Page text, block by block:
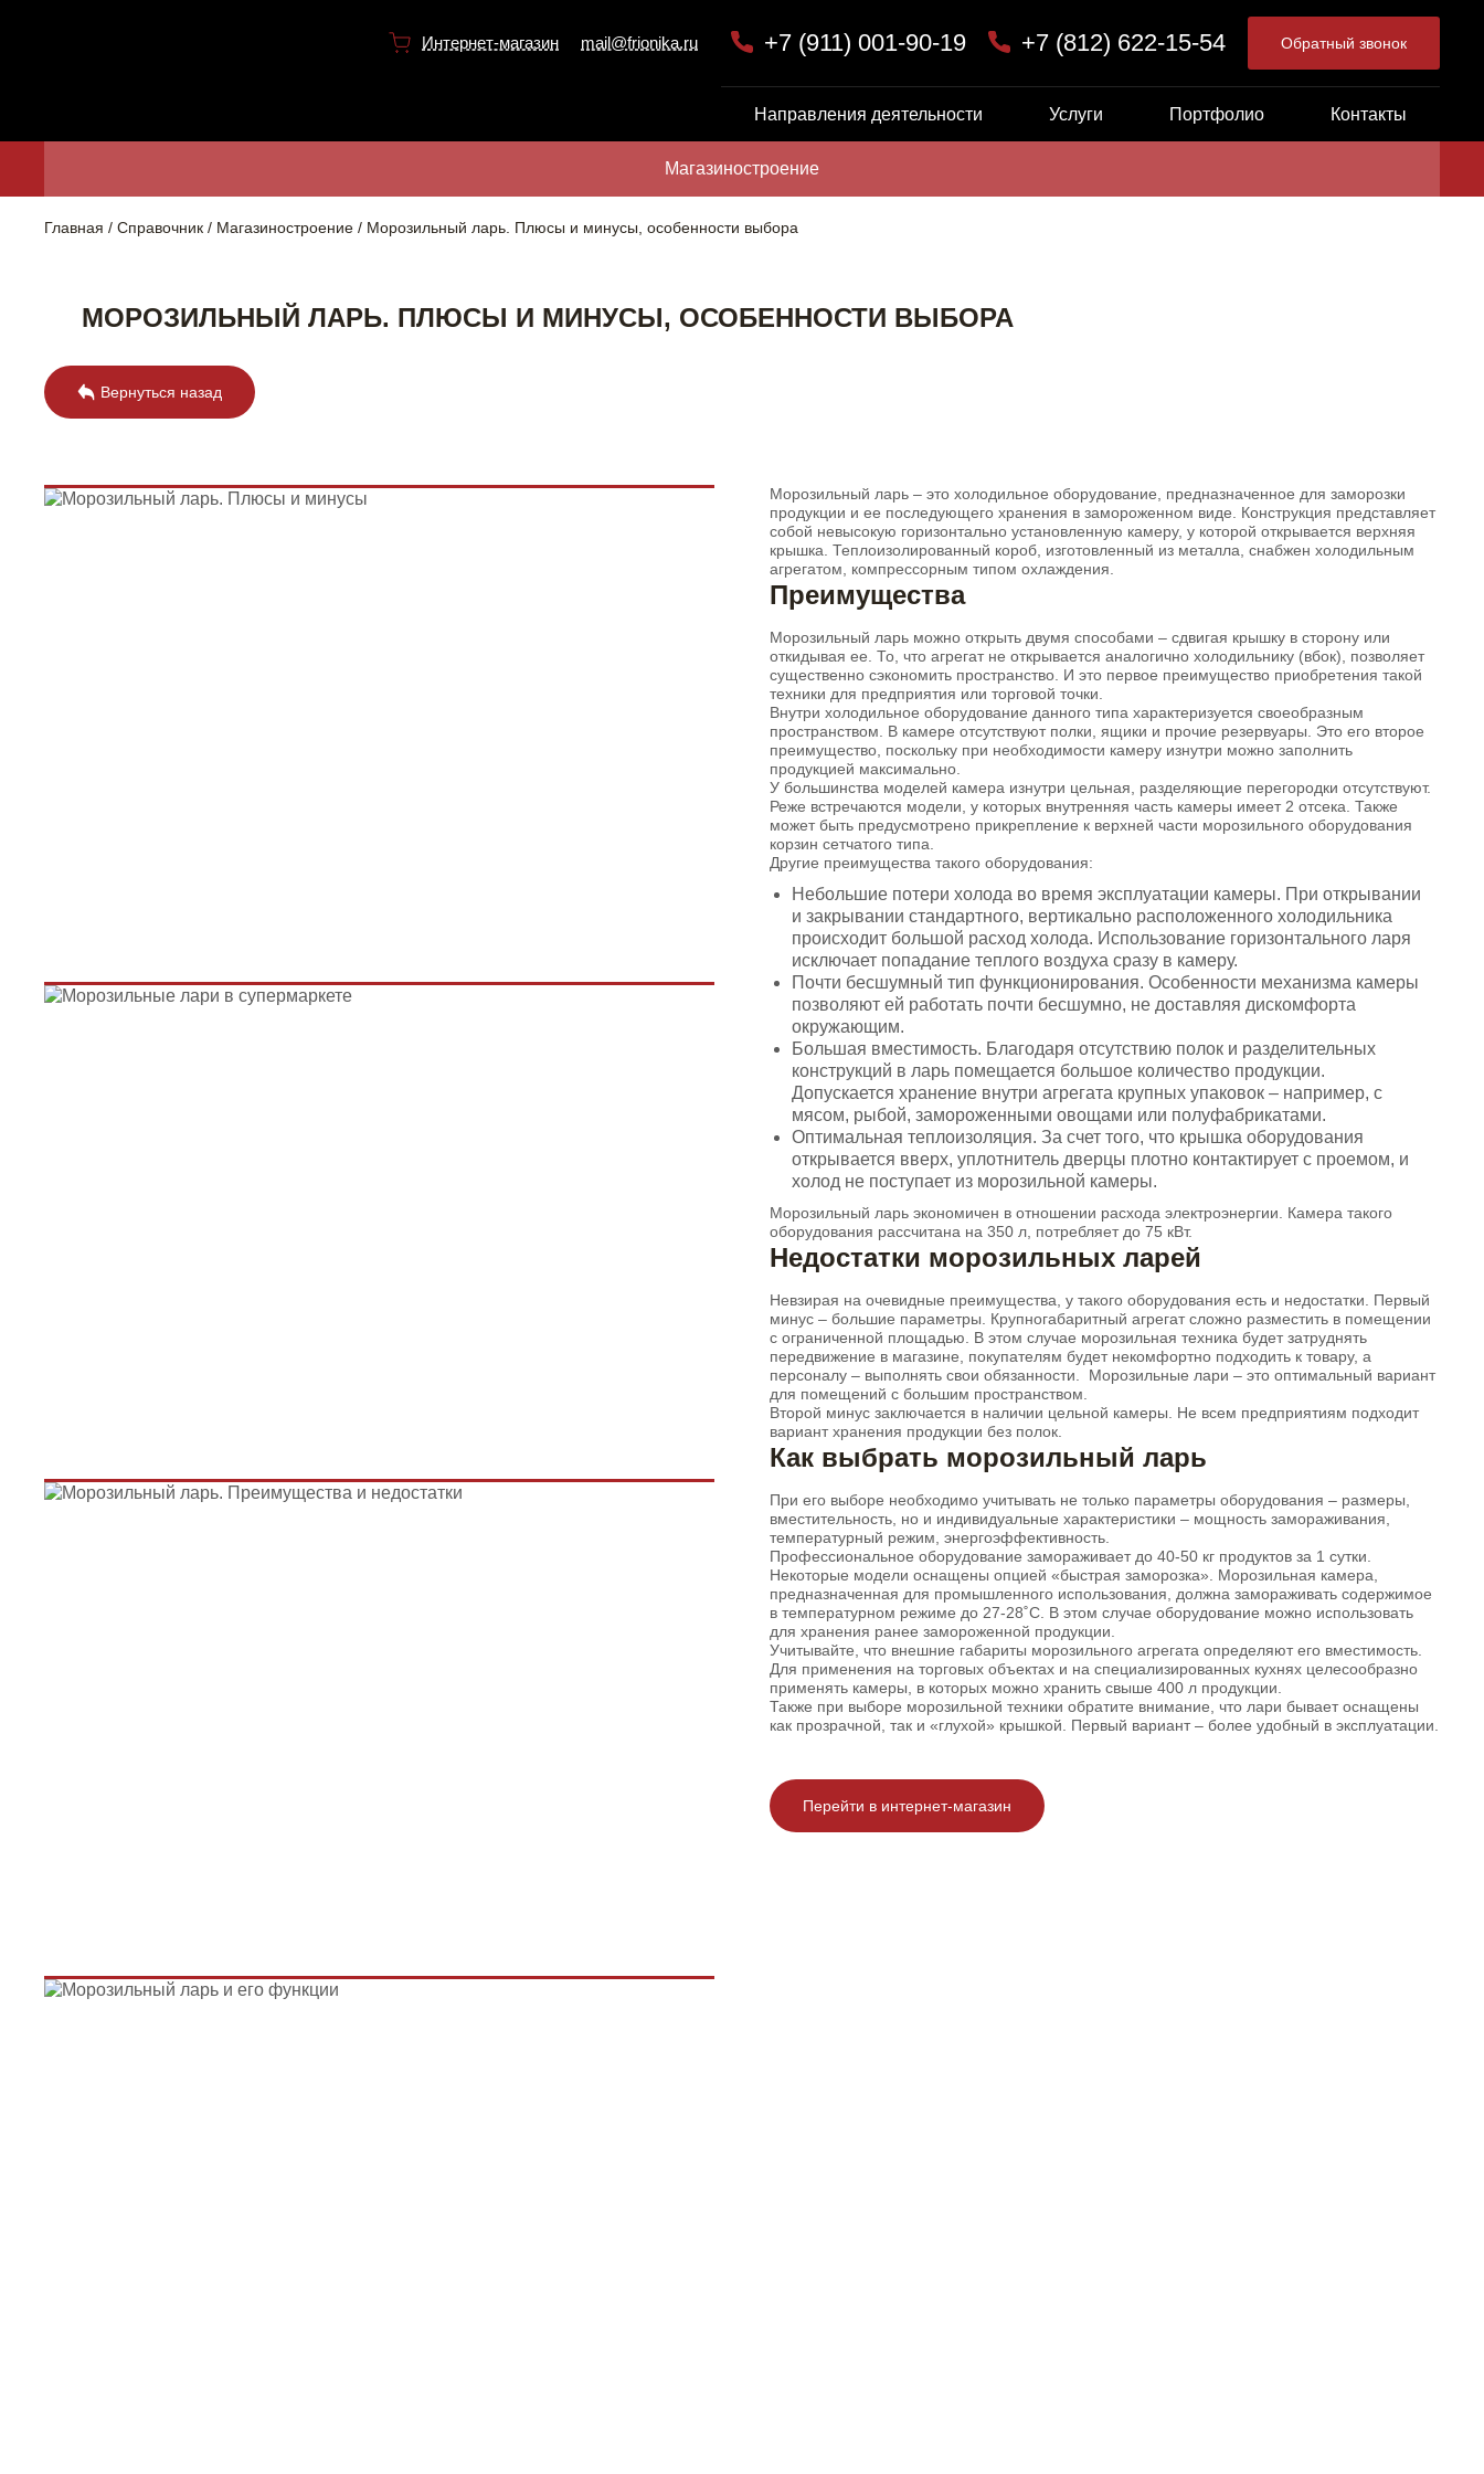
Интернет-магазин mail@frionika.ru +7 (911) 001-90-19 +7 (812) 622-15-54 Обратный звонок
Направления деятельности Услуги Портфолио Контакты
Магазиностроение
Главная Справочник Магазиностроение Морозильный ларь. Плюсы и минусы, особенности выбора
МОРОЗИЛЬНЫЙ ЛАРЬ. ПЛЮСЫ И МИНУСЫ, ОСОБЕННОСТИ ВЫБОРА
Вернуться назад
Морозильный ларь – это холодильное оборудование, предназначенное для заморозки
продукции и ее последующего хранения в замороженном виде. Конструкция представляет
собой невысокую горизонтально установленную камеру, у которой открывается верхняя
крышка. Теплоизолированный короб, изготовленный из металла, снабжен холодильным
агрегатом, компрессорным типом охлаждения.
Преимущества
Морозильный ларь можно открыть двумя способами – сдвигая крышку в сторону или
откидывая ее. То, что агрегат не открывается аналогично холодильнику (вбок), позволяет
существенно сэкономить пространство. И это первое преимущество приобретения такой
техники для предприятия или торговой точки.
Внутри холодильное оборудование данного типа характеризуется своеобразным
пространством. В камере отсутствуют полки, ящики и прочие резервуары. Это его второе
преимущество, поскольку при необходимости камеру изнутри можно заполнить
продукцией максимально.
У большинства моделей камера изнутри цельная, разделяющие перегородки отсутствуют.
Реже встречаются модели, у которых внутренняя часть камеры имеет 2 отсека. Также
может быть предусмотрено прикрепление к верхней части морозильного оборудования
корзин сетчатого типа.
Другие преимущества такого оборудования:
Небольшие потери холода во время эксплуатации камеры. При открывании
и закрывании стандартного, вертикально расположенного холодильника
происходит большой расход холода. Использование горизонтального ларя
исключает попадание теплого воздуха сразу в камеру.
Почти бесшумный тип функционирования. Особенности механизма камеры
позволяют ей работать почти бесшумно, не доставляя дискомфорта
окружающим.
Большая вместимость. Благодаря отсутствию полок и разделительных
конструкций в ларь помещается большое количество продукции.
Допускается хранение внутри агрегата крупных упаковок – например, с
мясом, рыбой, замороженными овощами или полуфабрикатами.
Оптимальная теплоизоляция. За счет того, что крышка оборудования
открывается вверх, уплотнитель дверцы плотно контактирует с проемом, и
холод не поступает из морозильной камеры.
Морозильный ларь экономичен в отношении расхода электроэнергии. Камера такого
оборудования рассчитана на 350 л, потребляет до 75 кВт.
Недостатки морозильных ларей
Невзирая на очевидные преимущества, у такого оборудования есть и недостатки. Первый
минус – большие параметры. Крупногабаритный агрегат сложно разместить в помещении
с ограниченной площадью. В этом случае морозильная техника будет затруднять
передвижение в магазине, покупателям будет некомфортно подходить к товару, а
персоналу – выполнять свои обязанности. Морозильные лари – это оптимальный вариант
для помещений с большим пространством.
Второй минус заключается в наличии цельной камеры. Не всем предприятиям подходит
вариант хранения продукции без полок.
Как выбрать морозильный ларь
При его выборе необходимо учитывать не только параметры оборудования – размеры,
вместительность, но и индивидуальные характеристики – мощность замораживания,
температурный режим, энергоэффективность.
Профессиональное оборудование замораживает до 40-50 кг продуктов за 1 сутки.
Некоторые модели оснащены опцией «быстрая заморозка». Морозильная камера,
предназначенная для промышленного использования, должна замораживать содержимое
в температурном режиме до 27-28˚C. В этом случае оборудование можно использовать
для хранения ранее замороженной продукции.
Учитывайте, что внешние габариты морозильного агрегата определяют его вместимость.
Для применения на торговых объектах и на специализированных кухнях целесообразно
применять камеры, в которых можно хранить свыше 400 л продукции.
Также при выборе морозильной техники обратите внимание, что лари бывает оснащены
как прозрачной, так и «глухой» крышкой. Первый вариант – более удобный в эксплуатации.
Перейти в интернет-магазин